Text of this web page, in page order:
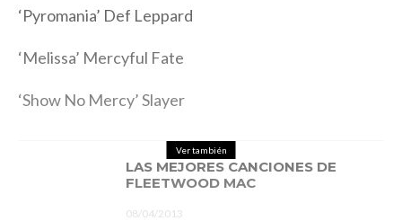
‘Pyromania’ Def Leppard
‘Melissa’ Mercyful Fate
‘Show No Mercy’ Slayer
Ver también
LAS MEJORES CANCIONES DE
FLEETWOOD MAC
08/04/2013